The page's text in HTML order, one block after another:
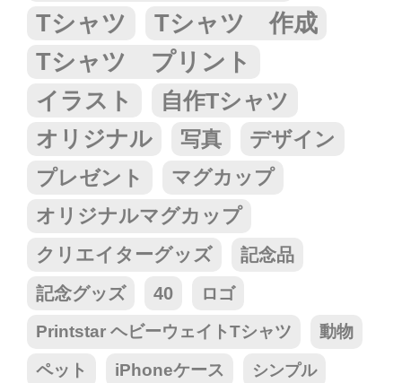
Tシャツ
Tシャツ 作成
Tシャツ プリント
イラスト 自作Tシャツ
オリジナル 写真
デザイン
プレゼント
マグカップ
オリジナルマグカップ
クリエイターグッズ
記念品
記念グッズ
40 ロゴ
Printstar ヘビーウェイトTシャツ 動物
ペット iPhoneケース シンプル